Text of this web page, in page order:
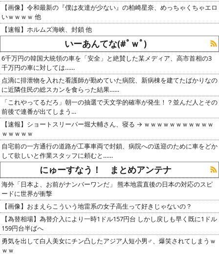
【画像】令和最新の『僕は友達が少ない』の柏崎星奈、めっちゃくちゃエロ
いｗｗｗｗ 他
【速報】ホルムズ海峡、封鎖 他
いーあんてな(#ﾟｗﾟ)
6千万円の韓国大統領の車を「安全」と絶賛した某メディア、高市首相の3
千万円の車に対しては……
点滴に排泄物を入れた看護師が勤めていた病院、新病棟を建てたばかりなの
に近隣住民の総スカンを食らった結果……
「これやってるだろ」朝一の抽選で天文学的確率が発生！？並んだ人とその
前後で連番が出てしまう…
【速報】ショートスリーパー堀大輔さん、寝る → ｗｗｗｗｗｗｗｗｗｗｗ
ｗｗｗｗｗ
自宅前の一方通行の道路が工事車両で封鎖、病院への送迎のために車をどか
して欲しいと作業スタッフに頼むと……
にゅーすなう！ まとめアンテナ
海外「日本よ、お前がナンバーワンだ」 熊本地震直後の日本の対応のスピ
ードに世界が衝撃
【画像】おまえらこういう地雷系の女子高生って好きじゃないの？
【為替相場】為替介入により一時1ドル157円台 しかし戻しも早く既に1ドル
159円台半ばへ
勇気を出して白人美女にチン凸したアジア人短小男♂、爆笑されてしまうｗ
ｗｗ